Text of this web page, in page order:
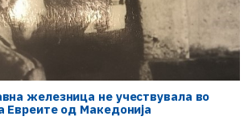
железница не учествувала во
Евреите од Македонија